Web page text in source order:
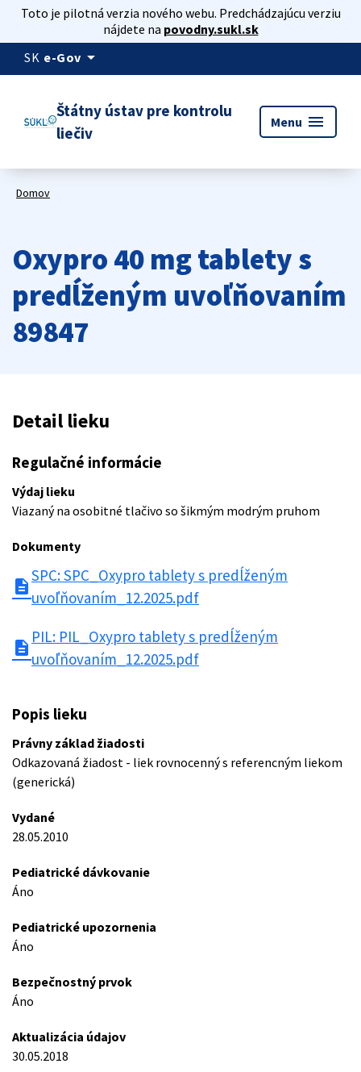
Toto je pilotná verzia nového webu. Predchádzajúcu verziu
nájdete na povodny.sukl.sk
SK e-Gov arrow_drop_down
Štátny ústav pre kontrolu
liečiv
Menu menu
Domov
Oxypro 40 mg tablety s
predĺženým uvoľňovaním
89847
Detail lieku
Regulačné informácie
Výdaj lieku
Viazaný na osobitné tlačivo so šikmým modrým pruhom
Dokumenty
description
SPC: SPC_Oxypro tablety s predĺženým
uvoľňovaním_12.2025.pdf
description
PIL: PIL_Oxypro tablety s predĺženým
uvoľňovaním_12.2025.pdf
Popis lieku
Právny základ žiadosti
Odkazovaná žiadost - liek rovnocenný s referencným liekom
(generická)
Vydané
28.05.2010
Pediatrické dávkovanie
Áno
Pediatrické upozornenia
Áno
Bezpečnostný prvok
Áno
Aktualizácia údajov
30.05.2018